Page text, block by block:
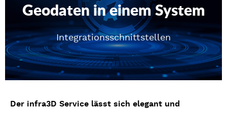
Geodaten in einem System
Integrationsschnittstellen
Der infra3D Service lässt sich elegant und